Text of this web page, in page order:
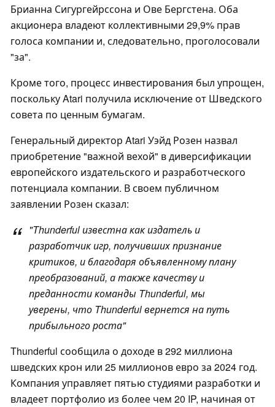
Брианна Сигургейрссона и Ове Бергстена. Оба
акционера владеют коллективными 29,9% прав
голоса компании и, следовательно, проголосовали
"за".
Кроме того, процесс инвестирования был упрощен,
поскольку Atari получила исключение от Шведского
совета по ценным бумагам.
Генеральный директор Atari Уэйд Розен назвал
приобретение "важной вехой" в диверсификации
европейского издательского и разработческого
потенциала компании. В своем публичном
заявлении Розен сказал:
"Thunderful известна как издатель и
разработчик игр, получивших признание
критиков, и благодаря объявленному плану
преобразований, а также качеству и
преданности команды Thunderful, мы
уверены, что Thunderful вернется на путь
прибыльного роста"
Thunderful сообщила о доходе в 292 миллиона
шведских крон или 25 миллионов евро за 2024 год.
Компания управляет пятью студиями разработки и
владеет портфолио из более чем 20 IP, начиная от